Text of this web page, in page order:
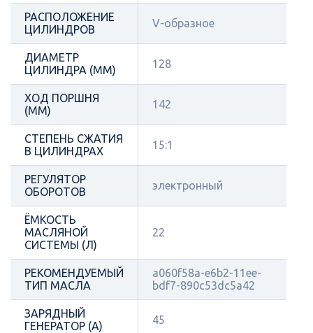
РАСПОЛОЖЕНИЕ
ЦИЛИНДРОВ
V-образное
ДИАМЕТР
ЦИЛИНДРА (ММ)
128
ХОД ПОРШНЯ
(ММ)
142
СТЕПЕНЬ СЖАТИЯ
В ЦИЛИНДРАХ
15:1
РЕГУЛЯТОР
ОБОРОТОВ
электронный
ЁМКОСТЬ
МАСЛЯНОЙ
СИСТЕМЫ (Л)
22
РЕКОМЕНДУЕМЫЙ
ТИП МАСЛА
a060f58a-e6b2-11ee-
bdf7-890c53dc5a42
ЗАРЯДНЫЙ
ГЕНЕРАТОР (А)
45